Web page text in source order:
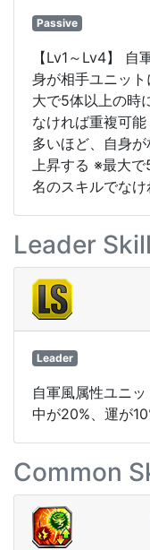
Passive
【Lv1～Lv4】
身が相手ユニッ
大で5体以上の時
なければ重複可
多いほど、自身
上昇する ※最大
名のスキルでな
Leader Skill
Leader
自軍風属性ユニ
中が20%、運が
Common